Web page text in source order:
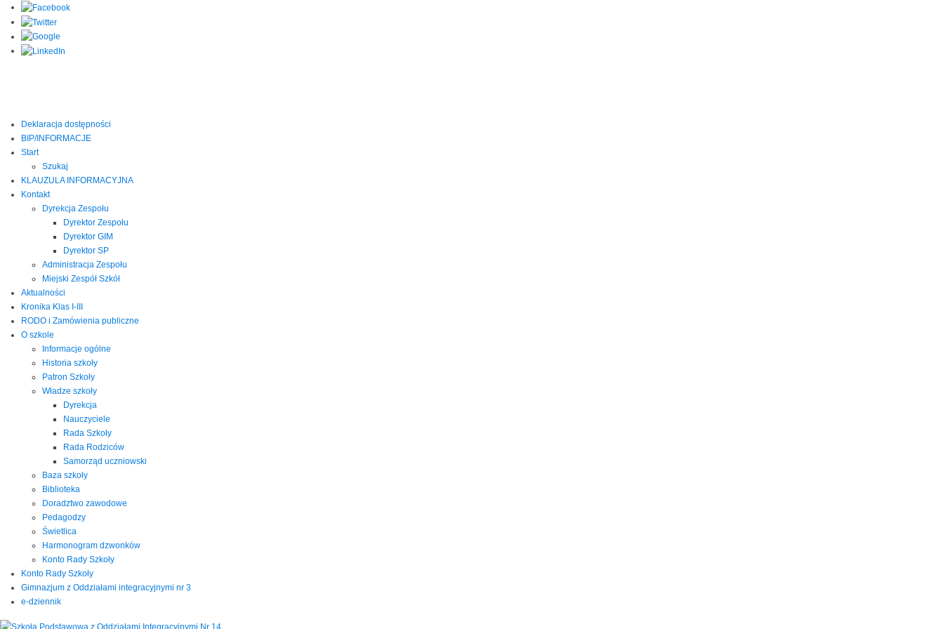
Deklaracja dostępności
BIP/INFORMACJE
Start
Szukaj
KLAUZULA INFORMACYJNA
Kontakt
Dyrekcja Zespołu
Dyrektor Zespołu
Dyrektor GIM
Dyrektor SP
Administracja Zespołu
Miejski Zespół Szkół
Aktualności
Kronika Klas I-III
RODO i Zamówienia publiczne
O szkole
Informacje ogólne
Historia szkoły
Patron Szkoły
Władze szkoły
Dyrekcja
Nauczyciele
Rada Szkoły
Rada Rodziców
Samorząd uczniowski
Baza szkoły
Biblioteka
Doradztwo zawodowe
Pedagodzy
Świetlica
Harmonogram dzwonków
Konto Rady Szkoły
Konto Rady Szkoły
Gimnazjum z Oddziałami integracyjnymi nr 3
e-dziennik